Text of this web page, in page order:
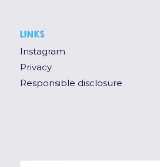
LINKS
Instagram
Privacy
Responsible disclosure